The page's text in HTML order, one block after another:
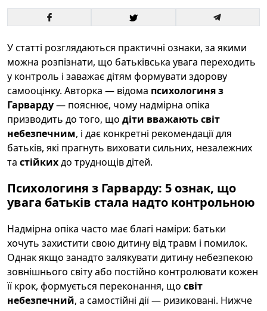
У статті розглядаються практичні ознаки, за якими
можна розпізнати, що батьківська увага переходить
у контроль і заважає дітям формувати здорову
самооцінку. Авторка — відома психологиня з
Гарварду— пояснює, чому надмірна опіка
призводить до того, що діти вважають світ
небезпечним, і дає конкретні рекомендації для
батьків, які прагнуть виховати сильних, незалежних
та стійкихдо труднощів дітей.
Психологиня з Гарварду: 5 ознак, що
увага батьків стала надто контрольною
Надмірна опіка часто має благі наміри: батьки
хочуть захистити свою дитину від травм і помилок.
Однак якщо занадто залякувати дитину небезпекою
зовнішнього світу або постійно контролювати кожен
її крок, формується переконання, що світ
небезпечний, а самостійні дії — ризиковані. Нижче